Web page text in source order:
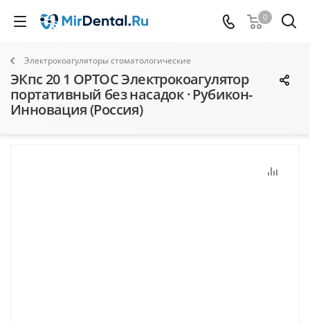
0
Электрокоагуляторы стоматологические
ЭКпс 20 1 ОРТОС Электрокоагулятор
портативный без насадок · Рубикон-
Инновация (Россия)